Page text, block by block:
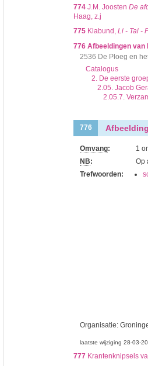
774J.M. Joosten De
Haag, z.j
775Klabund, Li - Tai -
776 Afbeeldingen van
2536 De Ploeg en
Catalogus
2. De eerste
2.05. Jacob
2.05.7.
776
Omvang:
1
NB:
Op
Trefwoorden:
Organisatie:
laatste wijziging 28-03-
777Krantenknipsels